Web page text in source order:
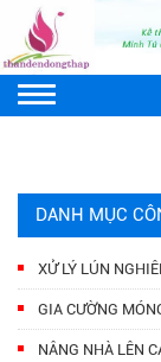
DANH MỤC
XỬ LÝ LÚN
GIA CƯỜNG
NÂNG NHÀ LÊN